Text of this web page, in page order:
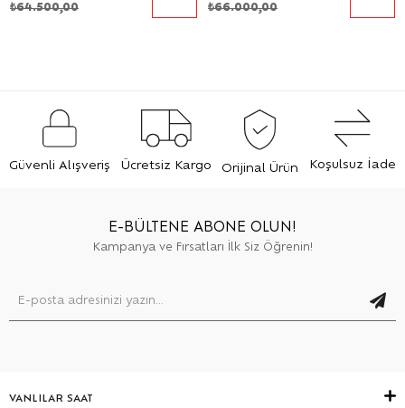
₺64.500,00
₺66.000,00
Güvenli Alışveriş Ücretsiz Kargo Orijinal Ürün Koşulsuz İade
E-BÜLTENE ABONE OLUN!
Kampanya ve Fırsatları İlk Siz Öğrenin!
VANLILAR SAAT